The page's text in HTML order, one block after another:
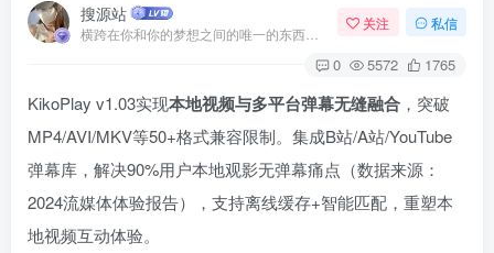
搜源站 关注 私信
0 5572 1765
KikoPlay v1.03实现本地视频与多平台弹幕无缝融合 ，突破
MP4/AVI/MKV等50+格式兼容限制。集成B站/A站/YouTube
弹幕库，解决90%用户本地观影无弹幕痛点（数据来源：
2024流媒体体验报告），支持离线缓存+智能匹配，重塑本
地视频互动体验。